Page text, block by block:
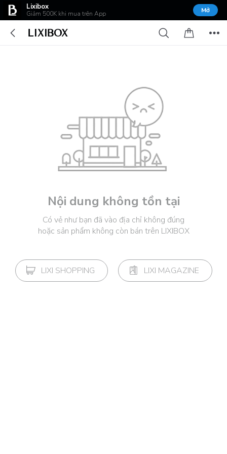
Lixibox
Giảm 500K khi mua trên App Mở
Nội dung không tồn tại
Có vẻ như bạn đã vào địa chỉ không đúng
hoặc sản phẩm không còn bán trên LIXIBOX
LIXI SHOPPING LIXI MAGAZINE